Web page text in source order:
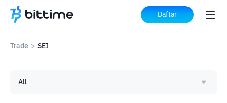
Daftar
Trade > SEI
All